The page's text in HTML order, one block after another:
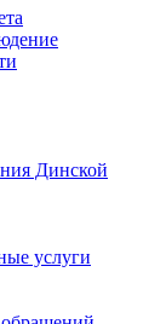
Динской
услуги